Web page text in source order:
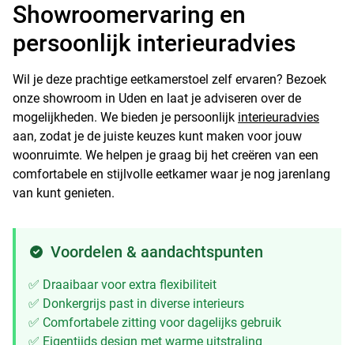
Showroomervaring en
persoonlijk interieuradvies
Wil je deze prachtige eetkamerstoel zelf ervaren? Bezoek
onze showroom in Uden en laat je adviseren over de
mogelijkheden. We bieden je persoonlijk interieuradvies
aan, zodat je de juiste keuzes kunt maken voor jouw
woonruimte. We helpen je graag bij het creëren van een
comfortabele en stijlvolle eetkamer waar je nog jarenlang
van kunt genieten.
Voordelen & aandachtspunten
✅ Draaibaar voor extra flexibiliteit
✅ Donkergrijs past in diverse interieurs
✅ Comfortabele zitting voor dagelijks gebruik
✅ Eigentijds design met warme uitstraling